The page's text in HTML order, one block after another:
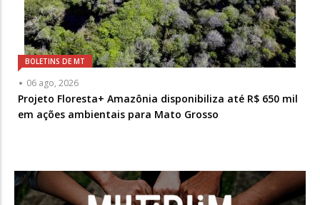
BOLETINS DE MT
06 ago, 2026
Projeto Floresta+ Amazônia disponibiliza até R$ 650 mil
em ações ambientais para Mato Grosso